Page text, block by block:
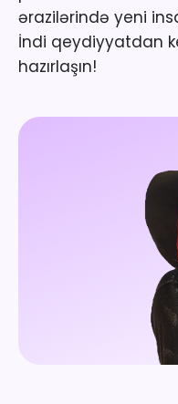
ərazilərində yeni
İndi qeydiyyatdan
hazırlaşın!